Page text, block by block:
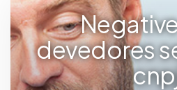
devedores